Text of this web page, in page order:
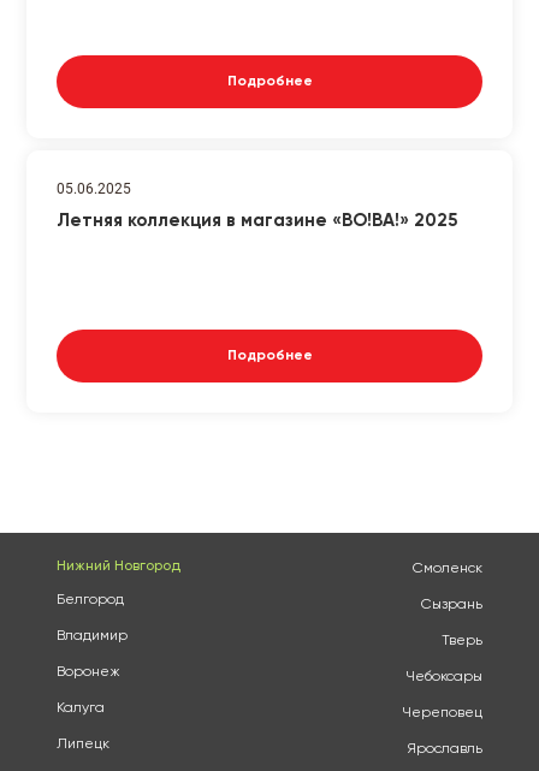
Подробнее
05.06.2025
Летняя коллекция в магазине «ВО!ВА!» 2025
Подробнее
Нижний Новгород
Белгород
Владимир
Воронеж
Калуга
Липецк
Смоленск
Сызрань
Тверь
Чебоксары
Череповец
Ярославль